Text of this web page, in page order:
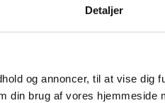
Detaljer
og annoncer, til at vise dig
din brug af vores hjemmeside